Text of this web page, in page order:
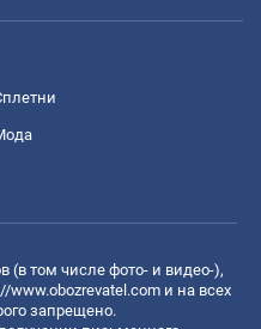
(в том числе фото- и видео-),
www.obozrevatel.com и на всех
запрещено.